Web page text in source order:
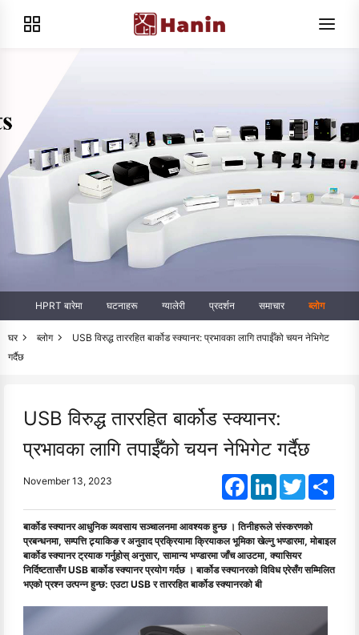
HPRT बारेमा घटनाहरू ग्यालेरी प्रदर्शन समाचार ब्लोग
घर ब्लोग
USB विरुद्ध ताररहित बार्कोड स्क्यानर: प्रभावका लागि तपाईँको चयन नेभिगेट
गर्दैछ
USB विरुद्ध ताररहित बार्कोड स्क्यानर:
प्रभावका लागि तपाईँको चयन नेभिगेट गर्दैछ
November 13, 2023 FacebookLinkedInTwitter
बार्कोड स्क्यानर आधुनिक व्यवसाय सञ्चालनमा आवश्यक हुन्छ । तिनीहरूले संस्करणको
प्रबन्धनमा, सम्पत्ति ट्र्याकिङ र अनुवाद प्रक्रियामा क्रियाकल भूमिका खेल्नु भण्डारमा, मोबाइल
बार्कोड स्क्यानर ट्रयाक गर्नुहोस् अनुसार, सामान्य भण्डारमा जाँच आउटमा, क्यासियर
निर्दिष्टतासँग USB बार्कोड स्क्यानर प्रयोग गर्दछ । बार्कोड स्क्यानरको विविध एरेसँग सम्मिलित
भएको प्रश्न उत्पन्न हुन्छ: एउटा USB र ताररहित बार्कोड स्क्यानरको बी